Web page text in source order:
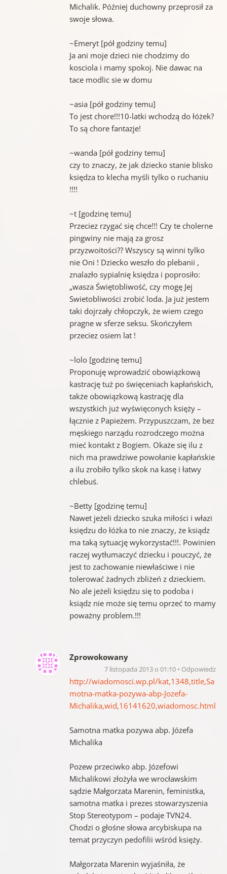
Michalik. Później duchowny przeprosił za
swoje słowa.
~Emeryt [pół godziny temu]
Ja ani moje dzieci nie chodzimy do
kosciola i mamy spokoj. Nie dawac na
tace modlic sie w domu
~asia [pół godziny temu]
To jest chore!!!10-latki wchodzą do łóżek?
To są chore fantazje!
~wanda [pół godziny temu]
czy to znaczy, że jak dziecko stanie blisko
księdza to klecha myśli tylko o ruchaniu
!!!!
~t [godzinę temu]
Przeciez rzygać się chce!!! Czy te cholerne
pingwiny nie mają za grosz
przyzwoitości?? Wszyscy są winni tylko
nie Oni ! Dziecko weszło do plebanii ,
znalazło sypialnię księdza i poprosiło:
„wasza Świętobliwość, czy mogę Jej
Swietobliwości zrobić loda. Ja już jestem
taki dojrzały chłopczyk, że wiem czego
pragne w sferze seksu. Skończyłem
przeciez osiem lat !
~lolo [godzinę temu]
Proponuję wprowadzić obowiązkową
kastrację tuż po święceniach kapłańskich,
także obowiązkową kastrację dla
wszystkich już wyświęconych księży –
łącznie z Papieżem. Przypuszczam, że bez
męskiego narządu rozrodczego można
mieć kontakt z Bogiem. Okaże się ilu z
nich ma prawdziwe powołanie kapłańskie
a ilu zrobiło tylko skok na kasę i łatwy
chlebuś.
~Betty [godzinę temu]
Nawet jeżeli dziecko szuka miłości i włazi
księdzu do łóżka to nie znaczy, że ksiądz
ma taką sytuację wykorzystać!!!. Powinien
raczej wytłumaczyć dziecku i pouczyć, że
jest to zachowanie niewłaściwe i nie
tolerować żadnych zbliżeń z dzieckiem.
No ale jeżeli księdzu się to podoba i
ksiądz nie może się temu oprzeć to mamy
poważny problem.!!!
Zprowokowany
7 listopada 2013 o 01:10 Odpowiedz
http://wiadomosci.wp.pl/kat,1348,title,Sa
motna-matka-pozywa-abp-Jozefa-
Michalika,wid,16141620,wiadomosc.html
Samotna matka pozywa abp. Józefa
Michalika
Pozew przeciwko abp. Józefowi
Michalikowi złożyła we wrocławskim
sądzie Małgorzata Marenin, feministka,
samotna matka i prezes stowarzyszenia
Stop Stereotypom – podaje TVN24.
Chodzi o głośne słowa arcybiskupa na
temat przyczyn pedofilii wśród księży.
Małgorzata Marenin wyjaśniła, że